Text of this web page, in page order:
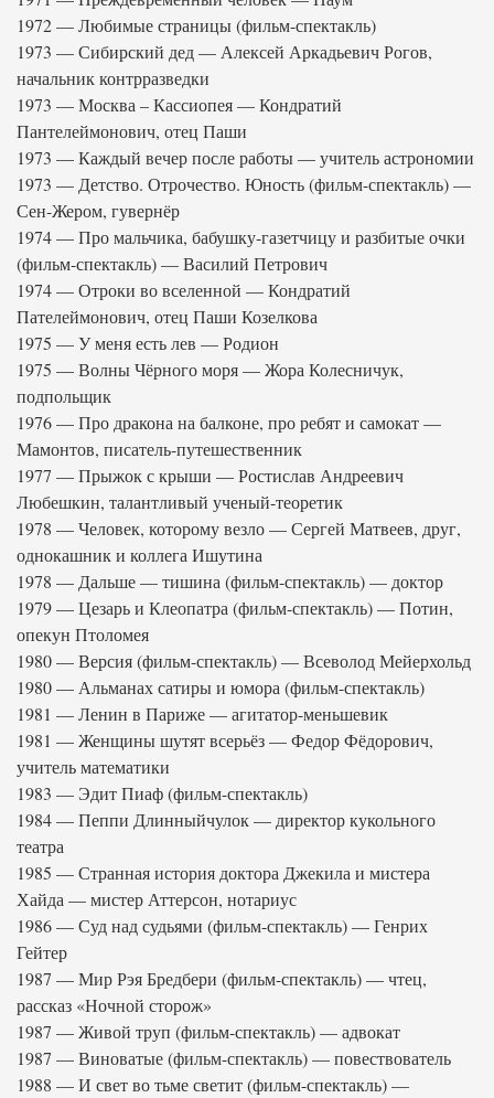
1972 — Любимые страницы (фильм-спектакль)
1973 — Сибирский дед — Алексей Аркадьевич Рогов,
начальник контрразведки
1973 — Москва – Кассиопея — Кондратий
Пантелеймонович, отец Паши
1973 — Каждый вечер после работы — учитель астрономии
1973 — Детство. Отрочество. Юность (фильм-спектакль) —
Сен-Жером, гувернёр
1974 — Про мальчика, бабушку-газетчицу и разбитые очки
(фильм-спектакль) — Василий Петрович
1974 — Отроки во вселенной — Кондратий
Пателеймонович, отец Паши Козелкова
1975 — У меня есть лев — Родион
1975 — Волны Чёрного моря — Жора Колесничук,
подпольщик
1976 — Про дракона на балконе, про ребят и самокат —
Мамонтов, писатель-путешественник
1977 — Прыжок с крыши — Ростислав Андреевич
Любешкин, талантливый ученый-теоретик
1978 — Человек, которому везло — Сергей Матвеев, друг,
однокашник и коллега Ишутина
1978 — Дальше — тишина (фильм-спектакль) — доктор
1979 — Цезарь и Клеопатра (фильм-спектакль) — Потин,
опекун Птоломея
1980 — Версия (фильм-спектакль) — Всеволод Мейерхольд
1980 — Альманах сатиры и юмора (фильм-спектакль)
1981 — Ленин в Париже — агитатор-меньшевик
1981 — Женщины шутят всерьёз — Федор Фёдорович,
учитель математики
1983 — Эдит Пиаф (фильм-спектакль)
1984 — Пеппи Длинныйчулок — директор кукольного
театра
1985 — Странная история доктора Джекила и мистера
Хайда — мистер Аттерсон, нотариус
1986 — Суд над судьями (фильм-спектакль) — Генрих
Гейтер
1987 — Мир Рэя Бредбери (фильм-спектакль) — чтец,
рассказ «Ночной сторож»
1987 — Живой труп (фильм-спектакль) — адвокат
1987 — Виноватые (фильм-спектакль) — повествователь
1988 — И свет во тьме светит (фильм-спектакль) —